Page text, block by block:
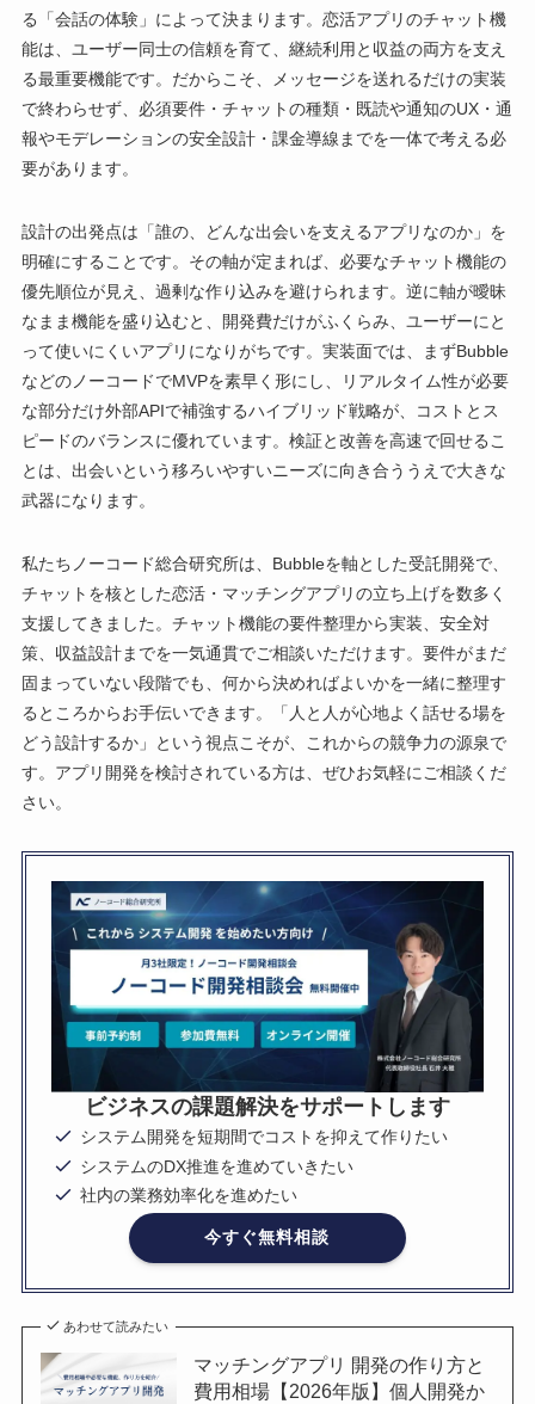
る「会話の体験」によって決まります。恋活アプリのチャット機
能は、ユーザー同士の信頼を育て、継続利用と収益の両方を支え
る最重要機能です。だからこそ、メッセージを送れるだけの実装
で終わらせず、必須要件・チャットの種類・既読や通知のUX・通
報やモデレーションの安全設計・課金導線までを一体で考える必
要があります。
設計の出発点は「誰の、どんな出会いを支えるアプリなのか」を
明確にすることです。その軸が定まれば、必要なチャット機能の
優先順位が見え、過剰な作り込みを避けられます。逆に軸が曖昧
なまま機能を盛り込むと、開発費だけがふくらみ、ユーザーにと
って使いにくいアプリになりがちです。実装面では、まずBubble
などのノーコードでMVPを素早く形にし、リアルタイム性が必要
な部分だけ外部APIで補強するハイブリッド戦略が、コストとス
ピードのバランスに優れています。検証と改善を高速で回せるこ
とは、出会いという移ろいやすいニーズに向き合ううえで大きな
武器になります。
私たちノーコード総合研究所は、Bubbleを軸とした受託開発で、
チャットを核とした恋活・マッチングアプリの立ち上げを数多く
支援してきました。チャット機能の要件整理から実装、安全対
策、収益設計までを一気通貫でご相談いただけます。要件がまだ
固まっていない段階でも、何から決めればよいかを一緒に整理す
るところからお手伝いできます。「人と人が心地よく話せる場を
どう設計するか」という視点こそが、これからの競争力の源泉で
す。アプリ開発を検討されている方は、ぜひお気軽にご相談くだ
さい。
ビジネスの課題解決をサポートします
システム開発を短期間でコストを抑えて作りたい
システムのDX推進を進めていきたい
社内の業務効率化を進めたい
今すぐ無料相談
あわせて読みたい
マッチングアプリ 開発の作り方と
費用相場【2026年版】個人開発か